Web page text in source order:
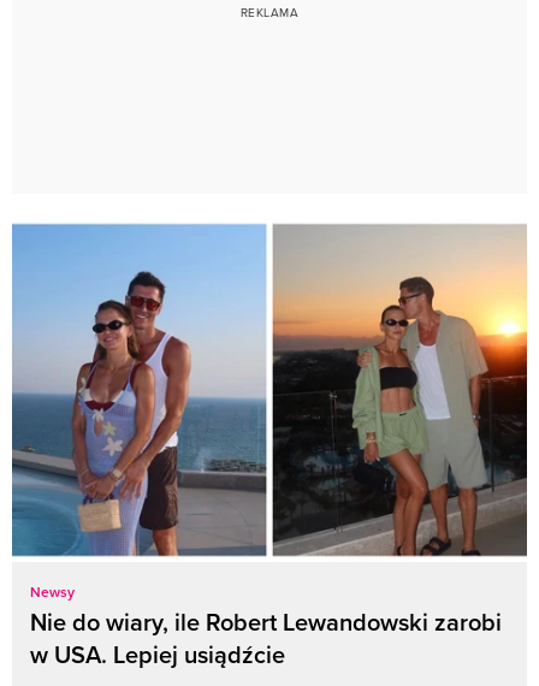
Newsy
Nie do wiary, ile Robert Lewandowski zarobi
w USA. Lepiej usiądźcie